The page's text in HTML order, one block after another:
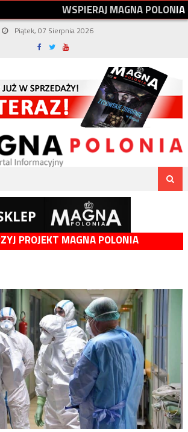
WSPIERAJMAGNAPOLONIA
Piątek, 07 Sierpnia 2026
PROJEKT MAGNA POLONIA